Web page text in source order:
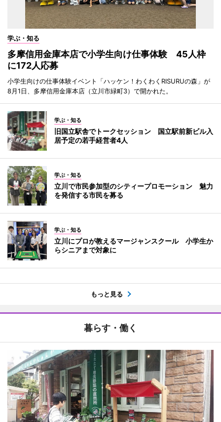
学ぶ・知る
多摩信用金庫本店で小学生向け仕事体験 45人枠
に172人応募
小学生向けの仕事体験イベント「ハッケン！わくわくRISURUの森」が
8月1日、多摩信用金庫本店（立川市緑町3）で開かれた。
学ぶ・知る
旧国立駅舎でトークセッション 国立駅前新ビル入
居予定の若手経営者4人
学ぶ・知る
立川で市民参加型のシティープロモーション 魅力
を発信する市民を募る
学ぶ・知る
立川にプロが教えるマージャンスクール 小学生か
らシニアまで対象に
もっと見る
暮らす・働く